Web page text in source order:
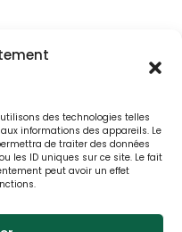
des technologies telles
informations des appareils. Le
de traiter des données
les ID uniques sur ce site. Le fait
peut avoir un effet